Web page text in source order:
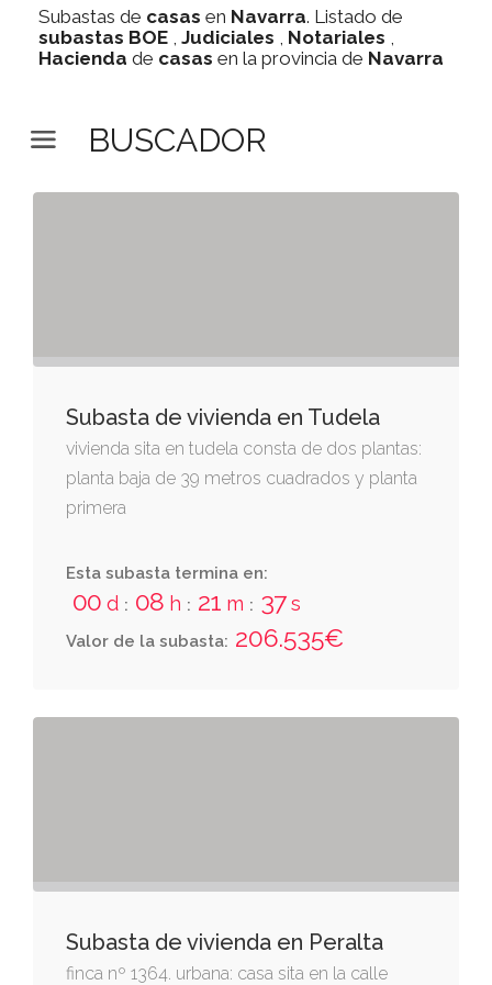
Subastas de casas en Navarra. Listado de
subastas BOE , Judiciales , Notariales ,
Hacienda de casas en la provincia de Navarra
BUSCADOR
Subasta de vivienda en Tudela
vivienda sita en tudela consta de dos plantas:
planta baja de 39 metros cuadrados y planta
primera
Esta subasta termina en:
00 d : 08 h : 21 m : 36s
Valor de la subasta: 206.535€
Subasta de vivienda en Peralta
finca nº 1364. urbana: casa sita en la calle